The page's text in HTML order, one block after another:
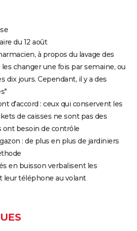
du 12 août
à propos du lavage des
les changer une fois par semaine, ou
dix jours. Cependant, il y a des
d'accord : ceux qui conservent les
de caisses ne sont pas des
ont besoin de contrôle
: de plus en plus de jardiniers
en buisson verbalisent les
leur téléphone au volant